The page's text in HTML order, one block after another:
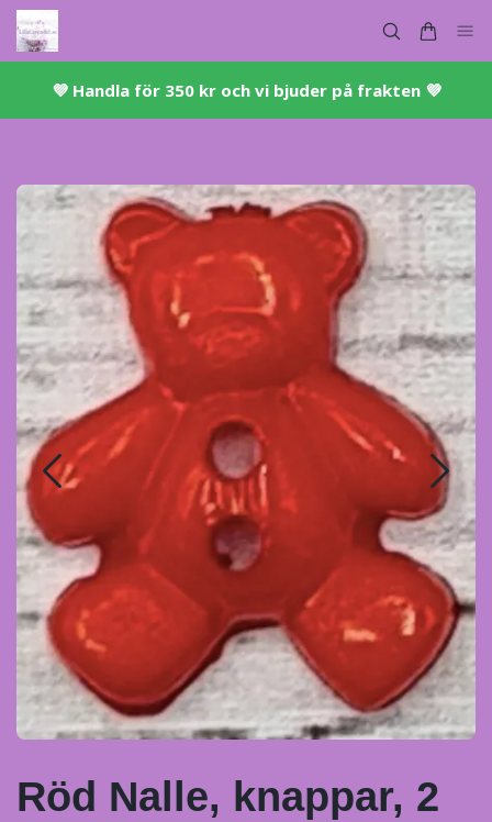
💜 ​Handla för 350 kr och vi bjuder på frakten 💜​
Röd Nalle, knappar, 2